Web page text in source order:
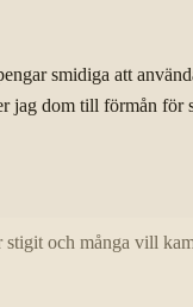
smidiga att
jag dom till förmån för
stigit och många vill